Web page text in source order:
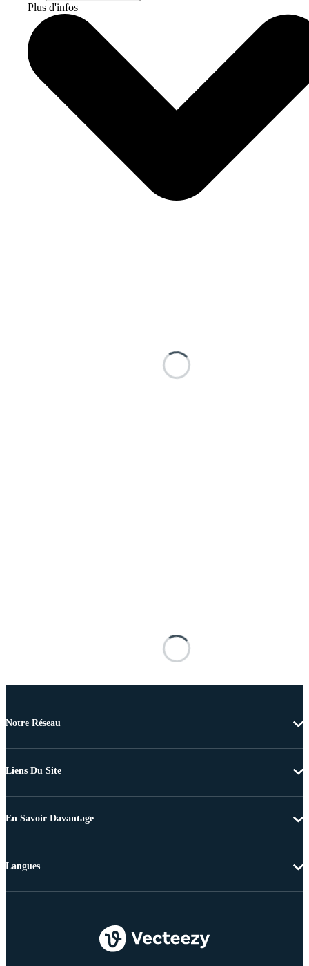
Plus d'infos
Notre Réseau
Liens Du Site
En Savoir Davantage
Langues